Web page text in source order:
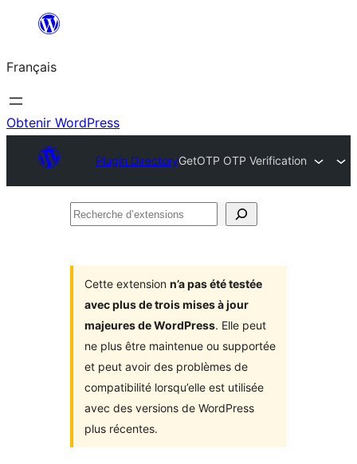
contenu
Français
Obtenir WordPress
Plugin DirectoryGetOTP OTP Verification
Recherche
Cette extension n’a pas été testée
avec plus de trois mises à jour
majeures de WordPress. Elle peut
ne plus être maintenue ou supportée
et peut avoir des problèmes de
compatibilité lorsqu’elle est utilisée
avec des versions de WordPress
plus récentes.